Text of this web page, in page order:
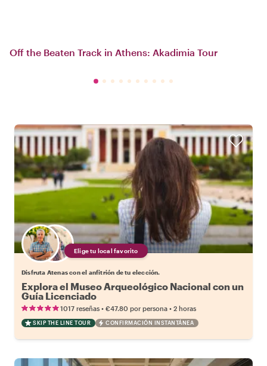
Off the Beaten Track in Athens: Akadimia Tour
Elige tu local favorito
Disfruta Atenas con el anfitrión de tu elección.
Explora el Museo Arqueológico Nacional con un
Guía Licenciado
1017 reseñas • €47.80 por persona • 2 horas
SKIP THE LINE TOUR CONFIRMACIÓN INSTANTÁNEA